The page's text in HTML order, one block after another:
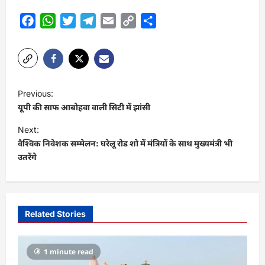
FacebookWhatsAppTwitterTelegram
Email
Copy
o
s
t
n
a
g
Previous:
यूपी की साफ आबोहवा वाली सिटी में झांसी
Next:
वैश्विक निवेशक सम्मेलन: घरेलू रोड शो में मंत्रियों के साथ मुख्यमंत्री भी
उतरेंगे
Related Stories
1 minute read